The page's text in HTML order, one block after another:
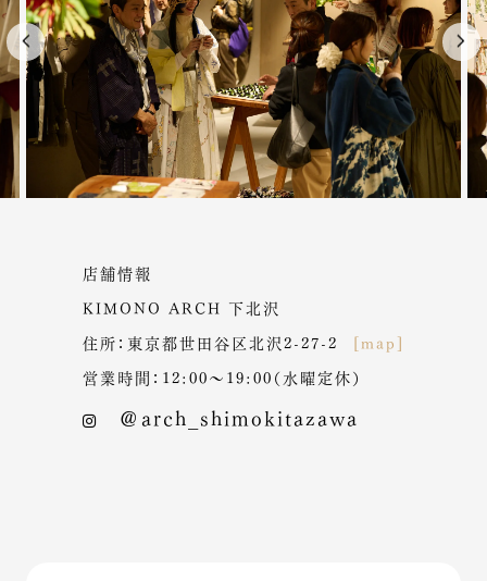
店舗情報
KIMONO ARCH 下北沢
住所：東京都世田谷区北沢2-27-2
[map]
営業時間：12:00～19:00（水曜定休）
＠arch_shimokitazawa